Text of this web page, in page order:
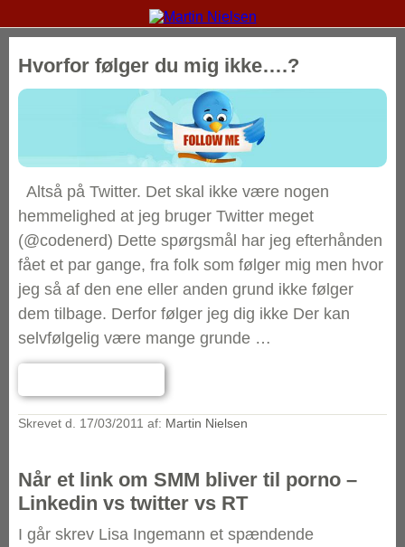
Hvorfor følger du mig ikke….?
Altså på Twitter. Det skal ikke være nogen
hemmelighed at jeg bruger Twitter meget
(@codenerd) Dette spørgsmål har jeg efterhånden
fået et par gange, fra folk som følger mig men hvor
jeg så af den ene eller anden grund ikke følger
dem tilbage. Derfor følger jeg dig ikke Der kan
selvfølgelig være mange grunde …
Skrevet d. 17/03/2011 af: Martin Nielsen
Når et link om SMM bliver til porno –
Linkedin vs twitter vs RT
I går skrev Lisa Ingemann et spændende